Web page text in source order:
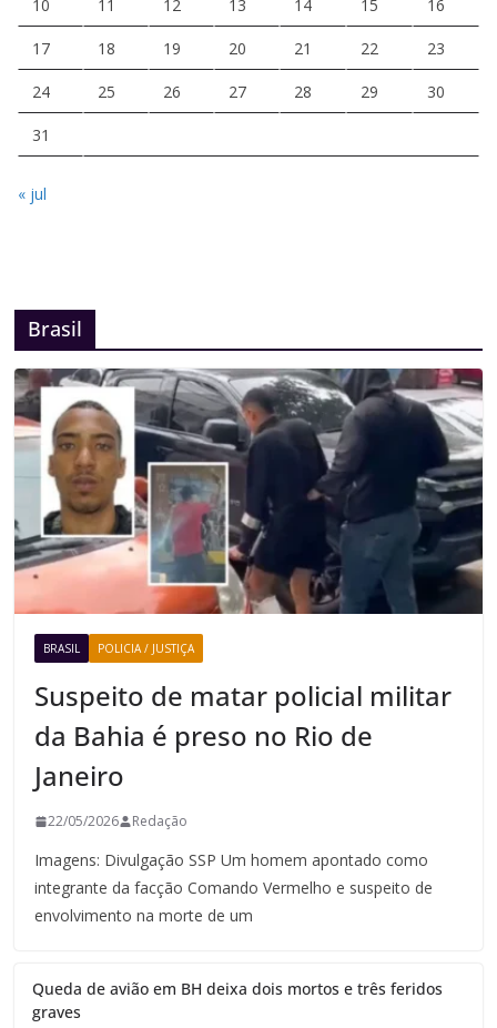
10 11 12 13 14 15 16
17 18 19 20 21 22 23
24 25 26 27 28 29 30
31
« jul
Brasil
BRASIL POLICIA / JUSTIÇA
Suspeito de matar policial militar
da Bahia é preso no Rio de
Janeiro
22/05/2026 Redação
Imagens: Divulgação SSP Um homem apontado como
integrante da facção Comando Vermelho e suspeito de
envolvimento na morte de um
Queda de avião em BH deixa dois mortos e três feridos
graves